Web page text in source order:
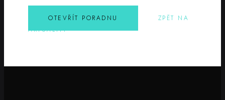
OTEVŘÍT PORADNU
ZPĚT NA
AKTUALITY